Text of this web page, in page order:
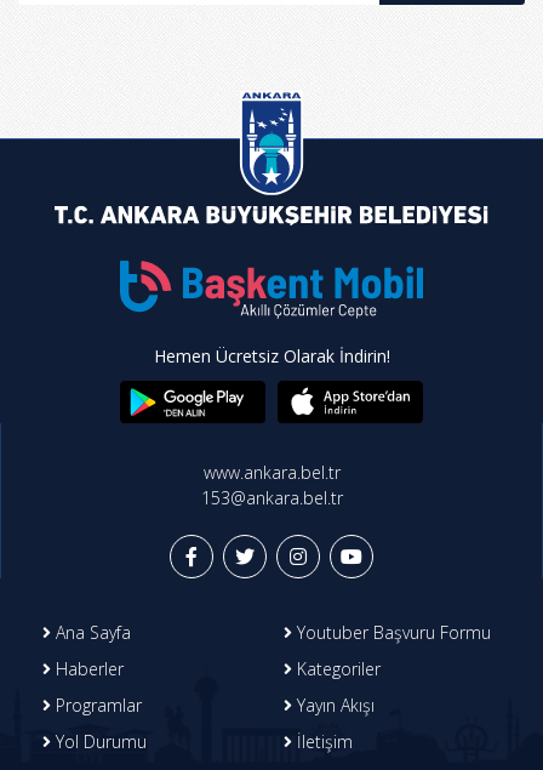
Hemen Ücretsiz Olarak İndirin!
www.ankara.bel.tr
153@ankara.bel.tr
Ana Sayfa
Youtuber Başvuru Formu
Haberler
Kategoriler
Programlar
Yayın Akışı
Yol Durumu
İletişim